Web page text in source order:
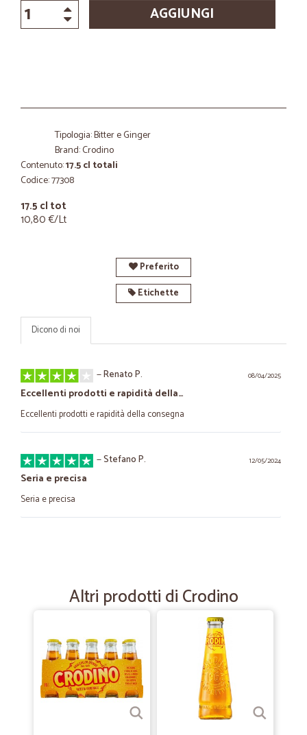
AGGIUNGI
Tipologia: Bitter e Ginger
Brand: Crodino
Contenuto:17.5 cl totali
Codice: 77308
17.5 cl tot
10,80 €/Lt
Preferito
Etichette
Dicono di noi
08/04/2025
—Renato P.
Eccellenti prodotti e rapidità della…
Eccellenti prodotti e rapidità della consegna
12/05/2024
—Stefano P.
Seria e precisa
Seria e precisa
— Milena M.
spedizione veloce
spedizione veloce, ho potuto acquistare un prodotto che nei
supermercati in zona non trovo.
Altri prodotti di Crodino